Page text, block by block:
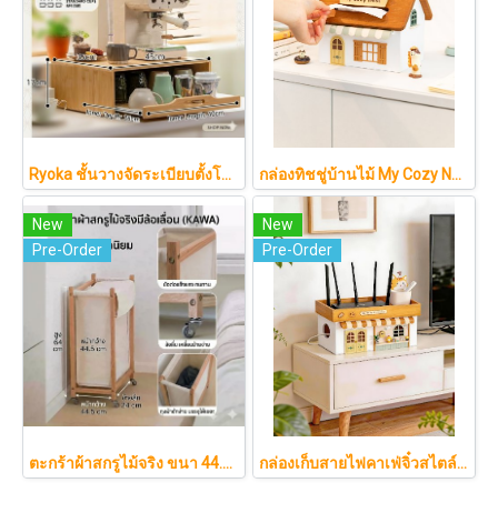
Ryoka ชั้นวางจัดระเบียบตั้งโต๊ะ 2 ชั้น สไตล์มินิมอล-ญี่ปุ่น ลิ้นชักเลื่อน ลิ้นชักเก็บแก้ว วัสดุไม้ธรรมชาติ ไม่ต้องประกอบ ประหยัดพื้นที่เคาน์เตอร์ กล่องทิชชู่บ้านไม้ My Cozy Nest สไตล์มินิมอล นอร์ดิก ของแต่งบ้านรูปบ้าน ขนมปัง เบเกอรี่ กล่องใส่กระดาษทิชชู่แบบตั้งโต๊ะ ฝาเปิดแม่เหล็ก เติมกระดาษง่าย
New
Pre-Order
ตะกร้าผ้าสกรูไม้จริง ขนา 44.5cm รุ่น KAWA Minimalist สไตล์ญี่ปุ่นเคลื่อนที่ได้ มีล้อเลื่อน (KAWA)
New
Pre-Order
กล่องเก็บสายไฟคาเฟ่จิ๋วสไตล์ญี่ปุ่นมินิมอล ซ่อนเร้าเตอร์และปลั๊กไฟให้ห้องดูละมุนเหมือนยกคาเฟ่จากโตเกียวมาไว้ที่บ้าน